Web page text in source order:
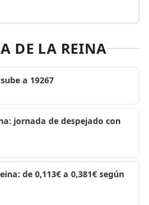
DE LA REINA
a 19267
jornada de despejado con
de 0,113€ a 0,381€ según